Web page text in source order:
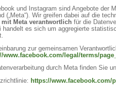
und Instagram sind Angebote der
(„Meta“). Wir greifen dabei auf die
mit Meta verantwortlich für die
handelt es sich um aggregierte
zur gemeinsamen
www.facebook.com/legal/terms/
durch Meta finden Sie
https://www.facebook.com/